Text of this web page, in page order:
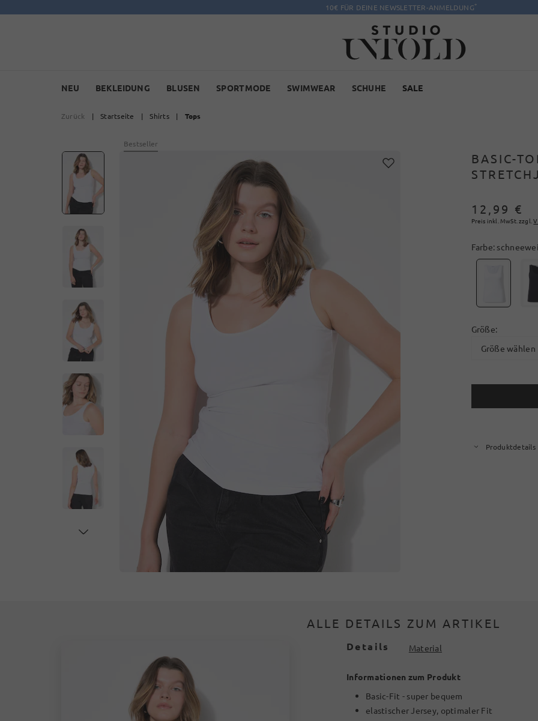
10€ FÜR DEINE NEWSLETTER-ANMELDUNG*
NEU BEKLEIDUNG BLUSEN SPORTMODE SWIMWEAR SCHUHE SALE
Zurück | Startseite | Shirts | Tops
Bestseller
BASIC-
12,99 €
Preis inkl. MwSt. zzgl.
Farbe:
Größe:
Größe wählen
Produktdetails
ALLE DETAILS ZUM ARTIKEL
Details Material
Informationen zum Produkt
Basic-Fit - super bequem
elastischer Jersey, optimaler Fit